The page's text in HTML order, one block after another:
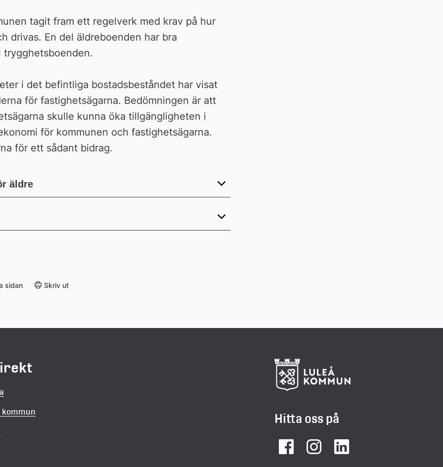
tagit fram ett regelverk med krav på hur
drivas. En del äldreboenden har bra
i det befintliga bostadsbeståndet har visat
för fastighetsägarna. Bedömningen är att
skulle kunna öka tillgängligheten i
för kommunen och fastighetsägarna.
för ett sådant bidrag.
äldre
sidan Skriv ut
kommun
Hitta oss på
FacebookInstagramLinkedIn